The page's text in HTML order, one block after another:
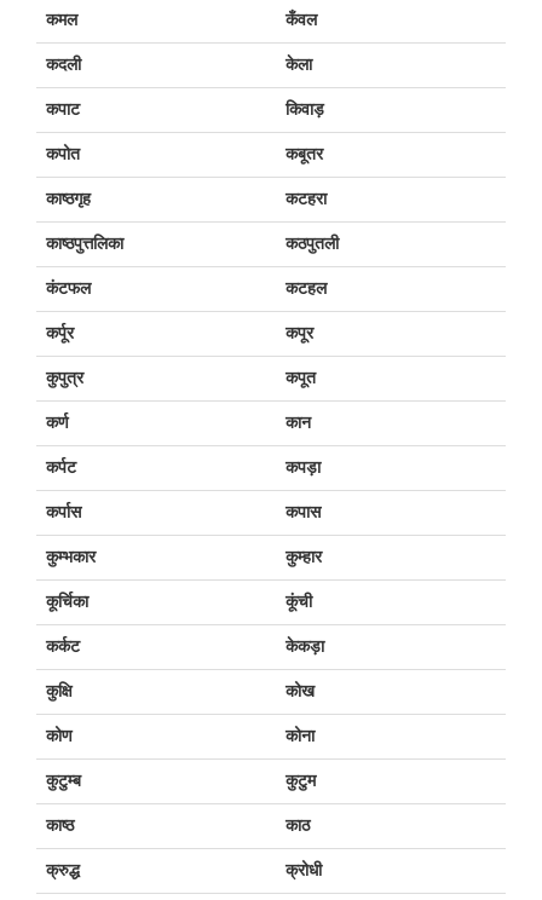
कमल कँवल
कदली केला
कपाट किवाड़
कपोत कबूतर
काष्ठगृह कटहरा
काष्ठपुत्तलिका कठपुतली
कंटफल कटहल
कर्पूर कपूर
कुपुत्र कपूत
कर्ण कान
कर्पट कपड़ा
कर्पास कपास
कुम्भकार कुम्हार
कूर्चिका कूंची
कर्कट केकड़ा
कुक्षि कोख
कोण कोना
कुटुम्ब कुटुम
काष्ठ काठ
क्रुद्ध क्रोधी